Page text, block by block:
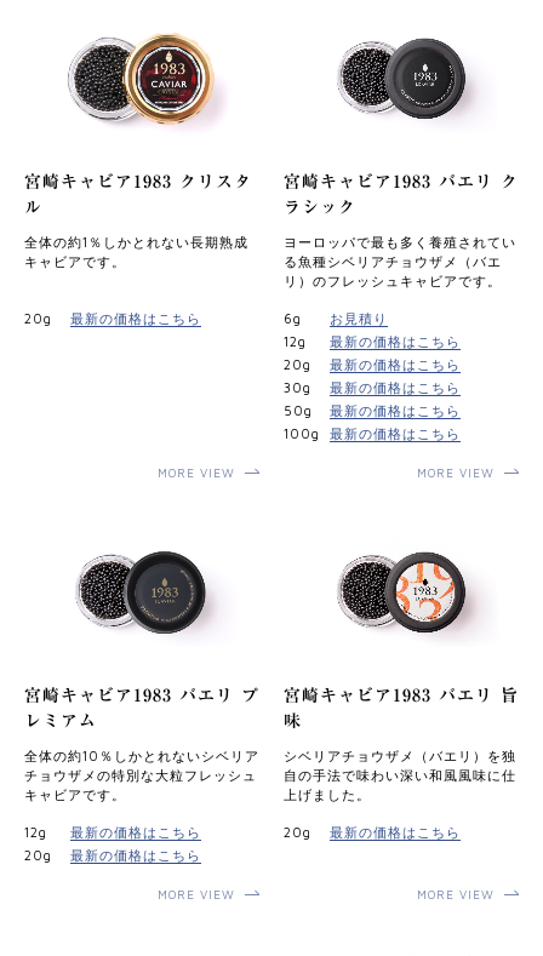
宮崎キャビア1983 クリスタ
ル
全体の約1％しかとれない長期熟成
キャビアです。
20g 最新の価格はこちら
MORE VIEW
宮崎キャビア1983 バエリ ク
ラシック
ヨーロッパで最も多く養殖されてい
る魚種シベリアチョウザメ（バエ
リ）のフレッシュキャビアです。
6g
お見積り
12g
最新の価格はこちら
20g
最新の価格はこちら
30g
最新の価格はこちら
50g
最新の価格はこちら
100g
最新の価格はこちら
MORE VIEW
宮崎キャビア1983 バエリ プ
レミアム
全体の約10％しかとれないシベリア
チョウザメの特別な大粒フレッシュ
キャビアです。
12g
最新の価格はこちら
20g
最新の価格はこちら
MORE VIEW
宮崎キャビア1983 バエリ 旨
味
シベリアチョウザメ（バエリ）を独
⾃の⼿法で味わい深い和⾵⾵味に仕
上げました。
20g 最新の価格はこちら
MORE VIEW